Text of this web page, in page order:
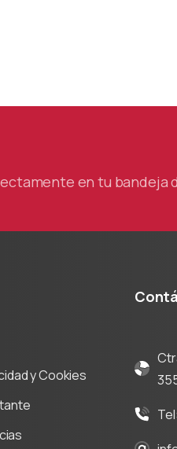
en tu bandeja
y Cookies